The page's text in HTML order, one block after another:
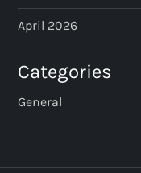
April 2026
Categories
General